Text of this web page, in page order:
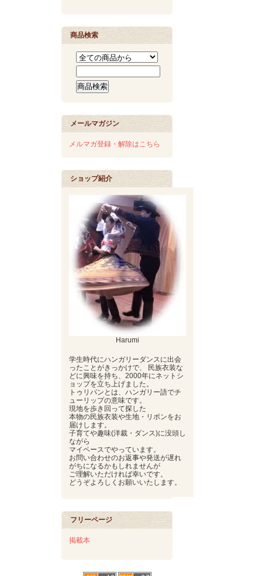
商品検索
メールマガジン
メルマガ登録・解除はこちら
ショップ紹介
Harumi
学生時代にハンガリーダンスに出会
ったことがきっかけで、 民族衣装な
どに興味を持ち、2000年にネットシ
ョップを立ち上げました。
トゥリパンとは、ハンガリー語でチ
ューリップの意味です。
現地を歩き回って探した
本物の民族衣装や生地・リボンをお
届けします。
子育てや趣味(洋裁・ダンス)に没頭し
ながら
マイペースでやっています。
お問い合わせのお返事や発送が遅れ
がちになるかもしれませんが
ご理解いただければ幸いです。
どうぞよろしくお願いいたします。
フリーページ
掲載本